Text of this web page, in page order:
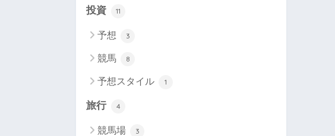
投資 11
予想 3
競馬 8
予想スタイル 1
旅行 4
競馬場 3